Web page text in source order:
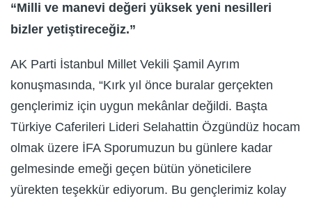
“Milli ve manevi değeri yüksek yeni nesilleri
bizler yetiştireceğiz.”
AK Parti İstanbul Millet Vekili Şamil Ayrım
konuşmasında, “Kırk yıl önce buralar gerçekten
gençlerimiz için uygun mekânlar değildi. Başta
Türkiye Caferileri Lideri Selahattin Özgündüz hocam
olmak üzere İFA Sporumuzun bu günlere kadar
gelmesinde emeği geçen bütün yöneticilere
yürekten teşekkür ediyorum. Bu gençlerimiz kolay